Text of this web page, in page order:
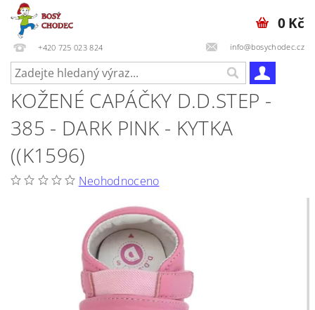
+420 725 023 824 info@bosychodec.cz
0 Kč
KOŽENÉ CAPÁČKY D.D.STEP -
385 - DARK PINK - KYTKA
((K1596)
Neohodnoceno